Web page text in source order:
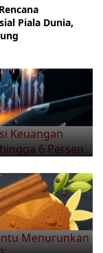
Piala Dunia,
Aplikasi
Visa
Mana